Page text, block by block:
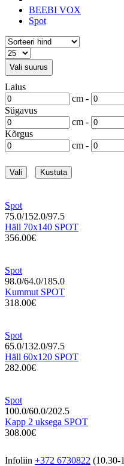
BEEBI VOX
Spot
Vali suurus
Laius
cm -
Sügavus
cm -
Kõrgus
cm -
Vali Kustuta
Spot
75.0/152.0/97.5
Häll 70x140 SPOT
356.00€
Spot
98.0/64.0/185.0
Kummut SPOT
318.00€
Spot
65.0/132.0/97.5
Häll 60x120 SPOT
282.00€
Spot
100.0/60.0/202.5
Kapp 2 uksega SPOT
308.00€
Infoliin +372 6730822 (10.30-